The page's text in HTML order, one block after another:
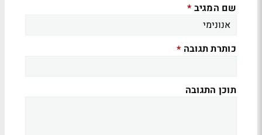
שם המגיב *
כותרת תגובה *
תוכן התגובה